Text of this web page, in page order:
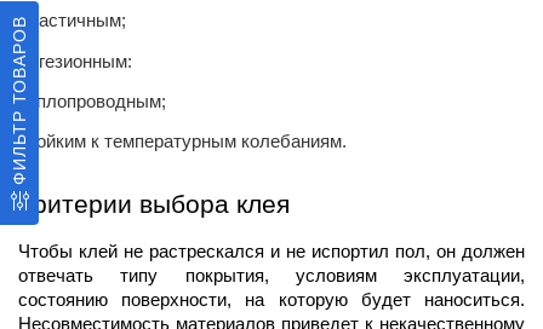
ФИЛЬТР ТОВАРОВэластичным;
адгезионным:
теплопроводным;
стойким к температурным колебаниям.
Критерии выбора клея
Чтобы клей не растрескался и не испортил пол, он должен
отвечать типу покрытия, условиям эксплуатации,
состоянию поверхности, на которую будет наноситься.
Несовместимость материалов приведет к некачественному